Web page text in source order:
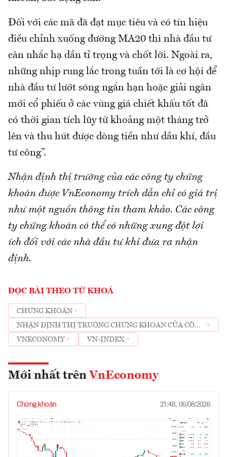
Đối với các mã đã đạt mục tiêu và có tín hiệu
điều chỉnh xuống đường MA20 thì nhà đầu tư
cân nhắc hạ dần tỉ trọng và chốt lời. Ngoài ra,
những nhịp rung lắc trong tuần tới là cơ hội để
nhà đầu tư lướt sóng ngắn hạn hoặc giải ngân
mới cổ phiếu ở các vùng giá chiết khấu tốt đã
có thời gian tích lũy từ khoảng một tháng trở
lên và thu hút được dòng tiền như dầu khí, đầu
tư công”.
Nhận định thị trường của các công ty chứng
khoán được VnEconomy trích dẫn chỉ có giá trị
như một nguồn thông tin tham khảo. Các công
ty chứng khoán có thể có những xung đột lợi
ích đối với các nhà đầu tư khi đưa ra nhận
định.
ĐỌC BÀI THEO TỪ KHOÁ
CHỨNG KHOÁN
NHẬN ĐỊNH THỊ TRƯỜNG CHỨNG KHOÁN CỦA CÔNG
TY CHỨNG KHOÁN
VNECONOMY VN-INDEX
Mới nhất trên VnEconomy
Chứng khoán 21:48, 06/08/2026